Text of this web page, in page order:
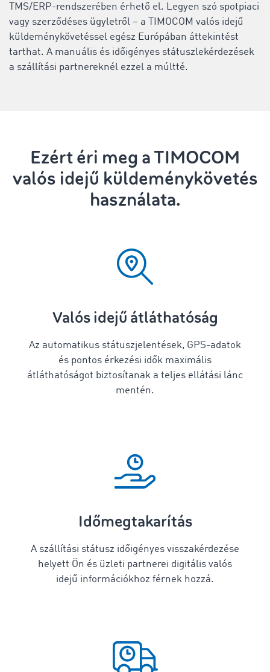
TMS/ERP-rendszerében érhető el. Legyen szó spotpiaci
vagy szerződéses ügyletről – a TIMOCOM valós idejű
küldeménykövetéssel egész Európában áttekintést
tarthat. A manuális és időigényes státuszlekérdezések
a szállítási partnereknél ezzel a múltté.
Ezért éri meg a TIMOCOM
valós idejű küldeménykövetés
használata.
Valós idejű átláthatóság
Az automatikus státuszjelentések, GPS-adatok
és pontos érkezési idők maximális
átláthatóságot biztosítanak a teljes ellátási lánc
mentén.
Időmegtakarítás
A szállítási státusz időigényes visszakérdezése
helyett Ön és üzleti partnerei digitális valós
idejű információkhoz férnek hozzá.